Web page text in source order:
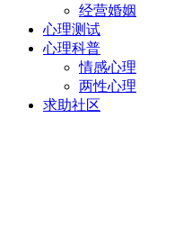
经营婚姻
心理测试
心理科普
情感心理
两性心理
求助社区